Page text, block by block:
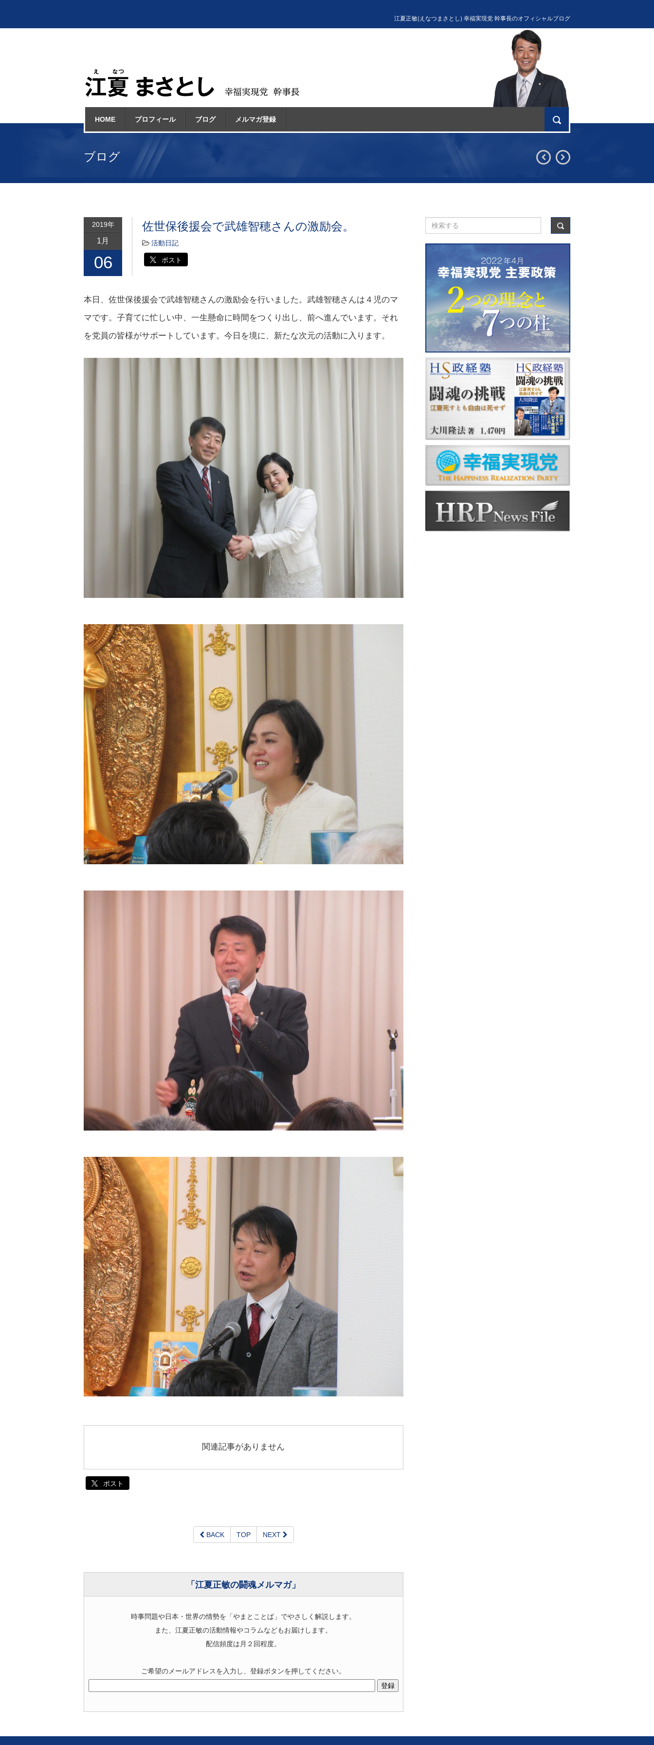
江夏正敏(えなつまさとし) 幸福実現党 幹事長のオフィシャルブログ
HOME プロフィール ブログ メルマガ登録
ブログ
2019年
1月
06
佐世保後援会で武雄智穂さんの激励会。
活動日記
ポスト
本日、佐世保後援会で武雄智穂さんの激励会を行いました。武雄智穂さんは４児のマ
マです。子育てに忙しい中、一生懸命に時間をつくり出し、前へ進んでいます。それ
を党員の皆様がサポートしています。今日を境に、新たな次元の活動に入ります。
関連記事がありません
ポスト
BACK TOP NEXT
「江夏正敏の闘魂メルマガ」
時事問題や日本・世界の情勢を「やまとことば」でやさしく解説します。
また、江夏正敏の活動情報やコラムなどもお届けします。
配信頻度は月２回程度。
ご希望のメールアドレスを入力し、登録ボタンを押してください。